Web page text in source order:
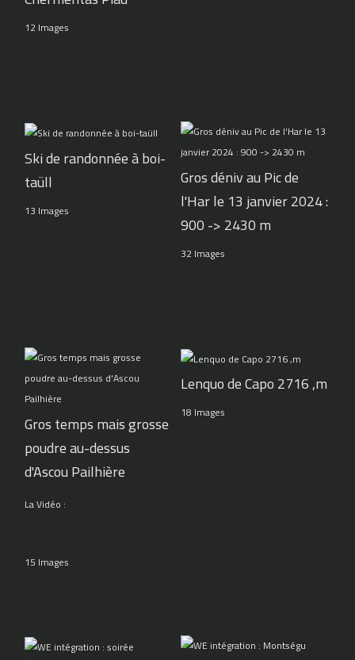
12 Images
Ski de randonnée à boi-
taüll
13 Images
Gros déniv au Pic de
l'Har le 13 janvier 2024 :
900 -> 2430 m
32 Images
Gros temps mais grosse
poudre au-dessus
d'Ascou Pailhière
La Vidéo :
15 Images
Lenquo de Capo 2716 ,m
18 Images